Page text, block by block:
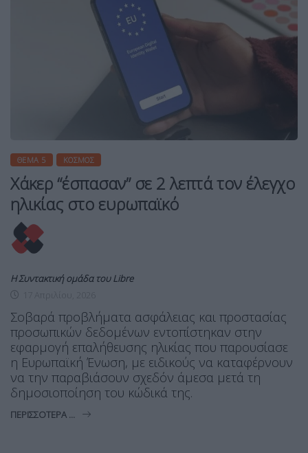
ΘΈΜΑ 5 ΚΌΣΜΟΣ
Χάκερ “έσπασαν” σε 2 λεπτά τον έλεγχο
ηλικίας στο ευρωπαϊκό
Η Συντακτική ομάδα του Libre
Σοβαρά προβλήματα ασφάλειας και προστασίας
προσωπικών δεδομένων εντοπίστηκαν στην
εφαρμογή επαλήθευσης ηλικίας που παρουσίασε
η Ευρωπαϊκή Ένωση, με ειδικούς να καταφέρνουν
να την παραβιάσουν σχεδόν άμεσα μετά τη
δημοσιοποίηση του κώδικά της.
ΠΕΡΙΣΣΌΤΕΡΑ ...